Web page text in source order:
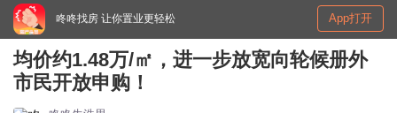
咚咚找房 让你置业更轻松 App打开
均价约1.48万/㎡，进一步放宽向轮候册外
市民开放申购！